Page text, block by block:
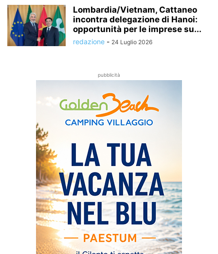
Lombardia/Vietnam, Cattaneo
incontra delegazione di Hanoi:
opportunità per le imprese su...
redazione - 24 Luglio 2026
pubblicità